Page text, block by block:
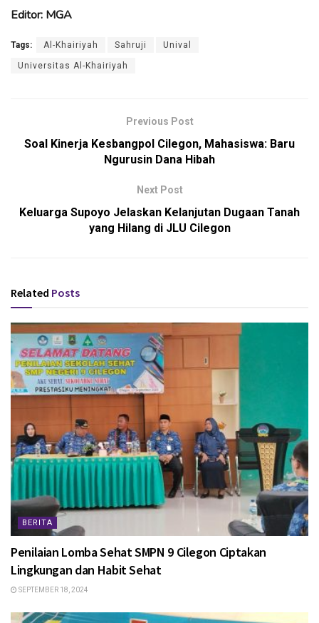
Editor: MGA
Tags: Al-Khairiyah Sahruji Unival
Universitas Al-Khairiyah
Previous Post
Soal Kinerja Kesbangpol Cilegon, Mahasiswa: Baru
Ngurusin Dana Hibah
Next Post
Keluarga Supoyo Jelaskan Kelanjutan Dugaan Tanah
yang Hilang di JLU Cilegon
Related Posts
BERITA
Penilaian Lomba Sehat SMPN 9 Cilegon Ciptakan
Lingkungan dan Habit Sehat
SEPTEMBER 18, 2024